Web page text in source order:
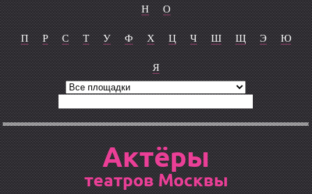
Н О
П Р С Т У Ф Х Ц Ч Ш Щ Э Ю
Я
Актёры
театров Москвы